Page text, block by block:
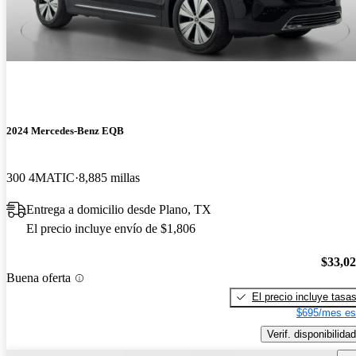
2024 Mercedes-Benz EQB
300 4MATIC 8,885 millas
Entrega a domicilio desde Plano, TX
El precio incluye envío de $1,806
Buena oferta
El precio incluye tasas
$695/mes
Verif. disponibilidad